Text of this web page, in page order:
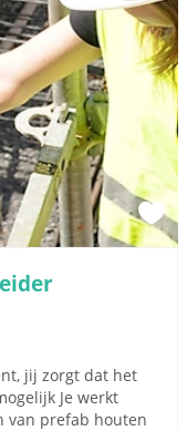
jij zorgt dat het
Je werkt
van prefab houten